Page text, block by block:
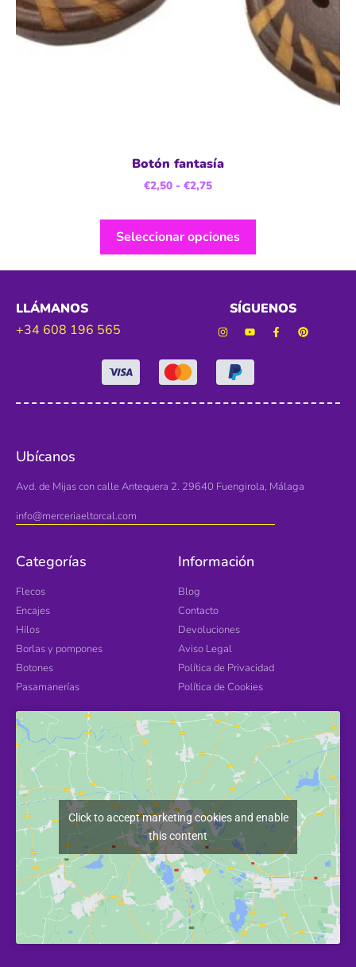
Botón fantasía
€2,50 - €2,75
Seleccionar opciones
LLÁMANOS
+34 608 196 565
SÍGUENOS
Ubícanos
Avd. de Mijas con calle Antequera 2. 29640 Fuengirola, Málaga
info@merceriaeltorcal.com
Categorías
Flecos
Encajes
Hilos
Borlas y pompones
Botones
Pasamanerías
Información
Blog
Contacto
Devoluciones
Aviso Legal
Política de Privacidad
Política de Cookies
Click to accept marketing cookies and enable
this content